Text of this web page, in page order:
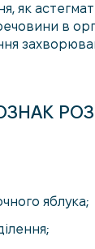
як
в
яблука;